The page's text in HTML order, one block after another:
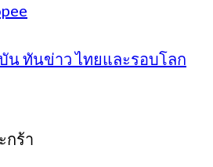
น ทันข่าว ไทยและรอบโลก
กร้า